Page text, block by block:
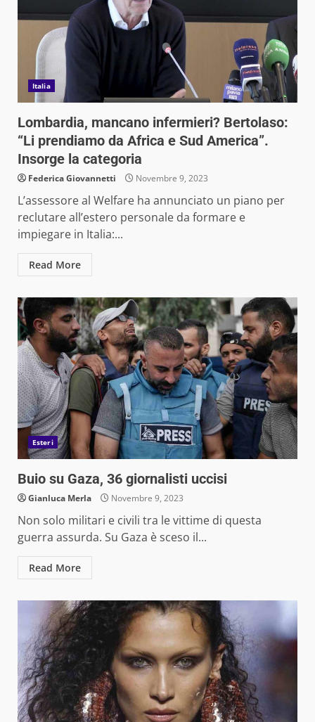
Italia
Lombardia, mancano infermieri? Bertolaso:
“Li prendiamo da Africa e Sud America”.
Insorge la categoria
Federica Giovannetti Novembre 9, 2023
L’assessore al Welfare ha annunciato un piano per
reclutare all’estero personale da formare e
impiegare in Italia:...
Read More
Esteri
Buio su Gaza, 36 giornalisti uccisi
Gianluca Merla Novembre 9, 2023
Non solo militari e civili tra le vittime di questa
guerra assurda. Su Gaza è sceso il...
Read More